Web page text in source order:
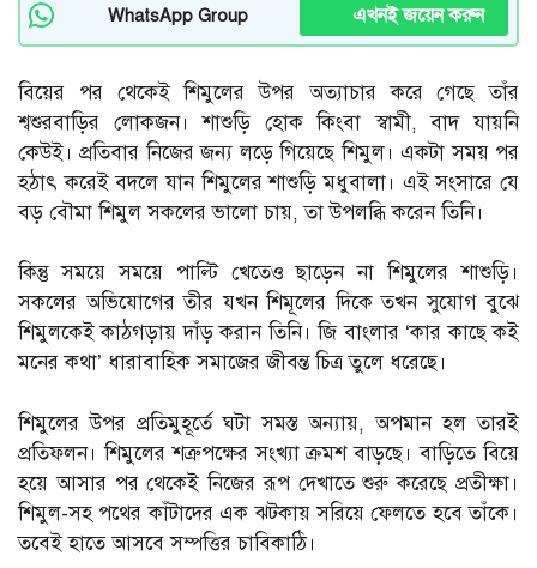
WhatsApp Group এখনই জয়েন করুন
বিয়ের পর থেকেই শিমুলের উপর অত্যাচার করে গেছে তাঁর
শ্বশুরবাড়ির লোকজন। শাশুড়ি হোক কিংবা স্বামী, বাদ যায়নি
কেউই। প্রতিবার নিজের জন্য লড়ে গিয়েছে শিমুল। একটা সময় পর
হঠাৎ করেই বদলে যান শিমুলের শাশুড়ি মধুবালা। এই সংসারে যে
বড় বৌমা শিমুল সকলের ভালো চায়, তা উপলব্ধি করেন তিনি।
কিন্তু সময়ে সময়ে পাল্টি খেতেও ছাড়েন না শিমুলের শাশুড়ি।
সকলের অভিযোগের তীর যখন শিমূলের দিকে তখন সুযোগ বুঝে
শিমুলকেই কাঠগড়ায় দাঁড় করান তিনি। জি বাংলার ‘কার কাছে কই
মনের কথা’ ধারাবাহিক সমাজের জীবন্ত চিত্র তুলে ধরেছে।
শিমুলের উপর প্রতিমুহূর্তে ঘটা সমস্ত অন্যায়, অপমান হল তারই
প্রতিফলন। শিমুলের শত্রুপক্ষের সংখ্যা ক্রমশ বাড়ছে। বাড়িতে বিয়ে
হয়ে আসার পর থেকেই নিজের রূপ দেখাতে শুরু করেছে প্রতীক্ষা।
শিমুল-সহ পথের কাঁটাদের এক ঝটকায় সরিয়ে ফেলতে হবে তাঁকে।
তবেই হাতে আসবে সম্পত্তির চাবিকাঠি।